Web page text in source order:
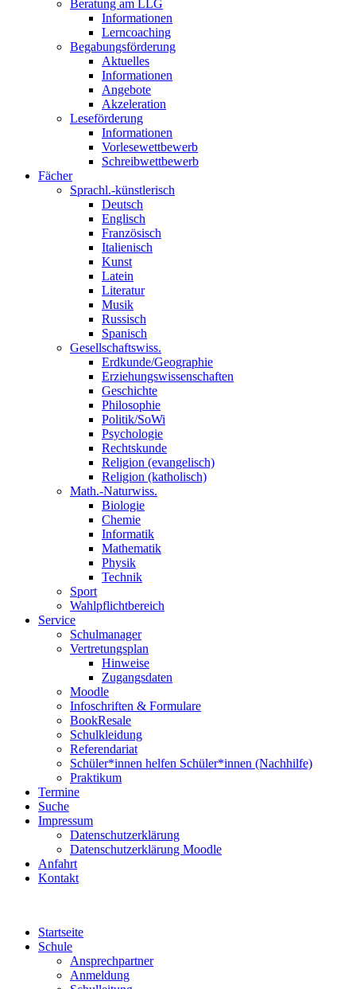
Beratung am LLG
Informationen
Lerncoaching
Begabungsförderung
Aktuelles
Informationen
Angebote
Akzeleration
Leseförderung
Informationen
Vorlesewettbewerb
Schreibwettbewerb
Fächer
Sprachl.-künstlerisch
Deutsch
Englisch
Französisch
Italienisch
Kunst
Latein
Literatur
Musik
Russisch
Spanisch
Gesellschaftswiss.
Erdkunde/Geographie
Erziehungswissenschaften
Geschichte
Philosophie
Politik/SoWi
Psychologie
Rechtskunde
Religion (evangelisch)
Religion (katholisch)
Math.-Naturwiss.
Biologie
Chemie
Informatik
Mathematik
Physik
Technik
Sport
Wahlpflichtbereich
Service
Schulmanager
Vertretungsplan
Hinweise
Zugangsdaten
Moodle
Infoschriften & Formulare
BookResale
Schulkleidung
Referendariat
Schüler*innen helfen Schüler*innen (Nachhilfe)
Praktikum
Termine
Suche
Impressum
Datenschutzerklärung
Datenschutzerklärung Moodle
Anfahrt
Kontakt
Startseite
Schule
Ansprechpartner
Anmeldung